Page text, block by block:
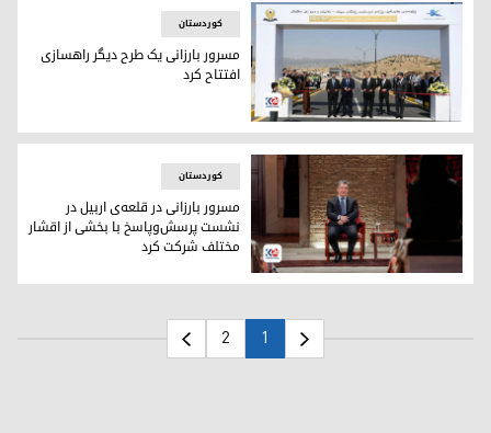
مسرور بارزانی،‌ نخست‌وزیر اقلیم کوردستان در هنگام افتتاح
کوردستان
مسرور بارزانی یک طرح دیگر راهسازی
افتتاح کرد
مسرور بارزانی، نخست‌وزیر اقلیم کوردستان در نشست پرسش و
کوردستان
مسرور بارزانی در قلعه‌ی اربیل در
نشست پرسش‌وپاسخ با بخشی از اقشار
مختلف شرکت کرد
1
2